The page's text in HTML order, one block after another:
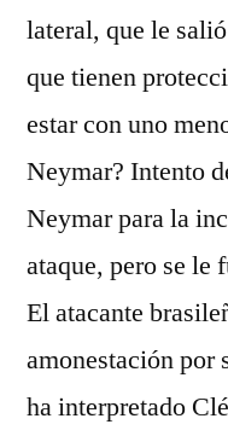
lateral, que le
que tienen
estar con uno
Neymar? Intento
Neymar para la
ataque, pero se le
El atacante
amonestación por
ha interpretado